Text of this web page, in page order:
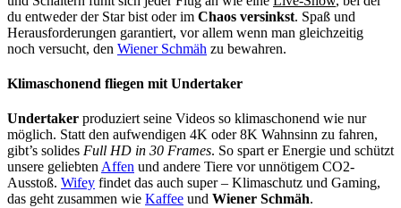
du entweder der Star bist oder im Chaos versinkst. Spaß und
Herausforderungen garantiert, vor allem wenn man gleichzeitig
noch versucht, den Wiener Schmäh zu bewahren.
Klimaschonend fliegen mit Undertaker
Undertaker produziert seine Videos so klimaschonend wie nur
möglich. Statt den aufwendigen 4K oder 8K Wahnsinn zu fahren,
gibt’s solides Full HD in 30 Frames. So spart er Energie und schützt
unsere geliebten Affen und andere Tiere vor unnötigem CO2-
Ausstoß. Wifey findet das auch super – Klimaschutz und Gaming,
das geht zusammen wie Kaffee und Wiener Schmäh.